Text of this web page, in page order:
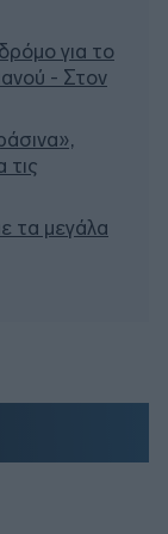
για το
- Στον
τις
τα μεγάλα